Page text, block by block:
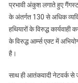
प्रभावी अंकुश लगाते हुए
के अंतर्गत 130 से अधिक
हथियारों के विरुद्ध
के विरुद्ध आर्म्स एक्ट में
है।
साथ ही आतंकवादी नेटवर्क से